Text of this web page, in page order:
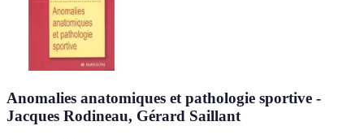
Anomalies anatomiques et pathologie sportive -
Jacques Rodineau, Gérard Saillant